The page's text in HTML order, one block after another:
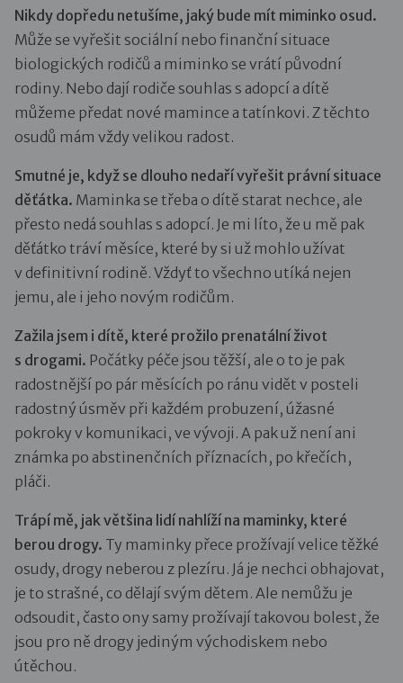
Nikdy dopředu netušíme, jaký bude mít miminko osud.
Může se vyřešit sociální nebo finanční situace
biologických rodičů a miminko se vrátí původní
rodiny. Nebo dají rodiče souhlas s adopcí a dítě
můžeme předat nové mamince a tatínkovi. Z těchto
osudů mám vždy velikou radost.
Smutné je, když se dlouho nedaří vyřešit právní situace
děťátka. Maminka se třeba o dítě starat nechce, ale
přesto nedá souhlas s adopcí. Je mi líto, že u mě pak
děťátko tráví měsíce, které by si už mohlo užívat
v definitivní rodině. Vždyť to všechno utíká nejen
jemu, ale i jeho novým rodičům.
Zažila jsem i dítě, které prožilo prenatální život
s drogami. Počátky péče jsou těžší, ale o to je pak
radostnější po pár měsících po ránu vidět v posteli
radostný úsměv při každém probuzení, úžasné
pokroky v komunikaci, ve vývoji. A pak už není ani
známka po abstinenčních příznacích, po křečích,
pláči.
Trápí mě, jak většina lidí nahlíží na maminky, které
berou drogy. Ty maminky přece prožívají velice těžké
osudy, drogy neberou z plezíru. Já je nechci obhajovat,
je to strašné, co dělají svým dětem. Ale nemůžu je
odsoudit, často ony samy prožívají takovou bolest, že
jsou pro ně drogy jediným východiskem nebo
útěchou.